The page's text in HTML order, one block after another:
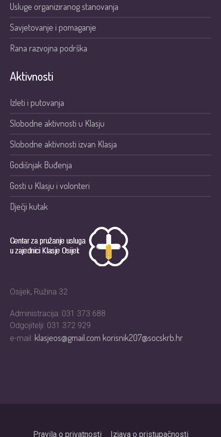
Usluge organiziranog stanovanja
Savjetovanje i pomaganje
Rana razvojna podrška
Aktivnosti
Izleti i putovanja
Slobodne aktivnosti u Klasju
Slobodne aktivnosti izvan Klasja
Godišnjak Buđenja
Gosti u Klasju i volonteri
Dječji kutak
Osijek, Ružina 32
Administracija: 031 373 688
Odgojitelji: 031 372 929
e-mail: klasjeos@gmail.comkorisnik207@socskrb.hr
Pravila o privatnosti Izjava o pristupačnosti